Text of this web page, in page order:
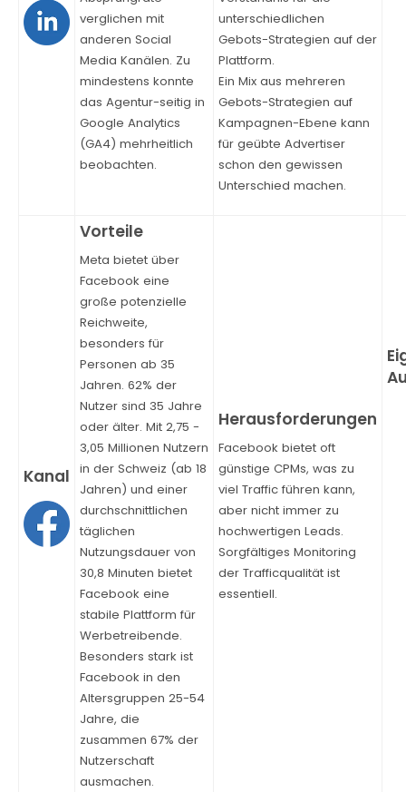
verglichen mit
anderen Social
Media Kanälen. Zu
mindestens konnte
das Agentur-seitig in
Google Analytics
(GA4) mehrheitlich
beobachten.
unterschiedlichen
Gebots-Strategien auf der
Plattform.
Ein Mix aus mehreren
Gebots-Strategien auf
Kampagnen-Ebene kann
für geübte Advertiser
schon den gewissen
Unterschied machen.
Meta bietet über
Facebook eine
große potenzielle
Reichweite,
besonders für
Personen ab 35
Jahren. 62% der
Nutzer sind 35 Jahre
oder älter. Mit 2,75 -
3,05 Millionen Nutzern
in der Schweiz (ab 18
Jahren) und einer
durchschnittlichen
täglichen
Nutzungsdauer von
30,8 Minuten bietet
Facebook eine
stabile Plattform für
Werbetreibende.
Besonders stark ist
Facebook in den
Altersgruppen 25-54
Jahre, die
zusammen 67% der
Nutzerschaft
ausmachen.
Facebook bietet oft
günstige CPMs, was zu
viel Traffic führen kann,
aber nicht immer zu
hochwertigen Leads.
Sorgfältiges Monitoring
der Trafficqualität ist
essentiell.